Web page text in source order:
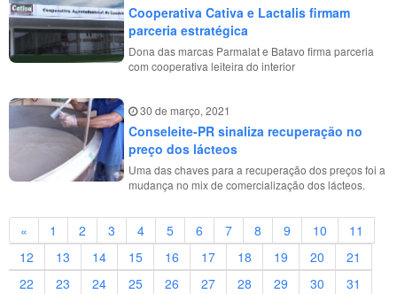
Cooperativa Cativa e Lactalis firmam
parceria estratégica
Dona das marcas Parmalat e Batavo firma parceria
com cooperativa leiteira do interior
30 de março, 2021
Conseleite-PR sinaliza recuperação no
preço dos lácteos
Uma das chaves para a recuperação dos preços foi a
mudança no mix de comercialização dos lácteos.
« 1 2 3 4 5 6 7 8 9 10
11
12
13 14 15 16 17 18 19 20
21
22
23 24 25 26 27 28 29 30
31